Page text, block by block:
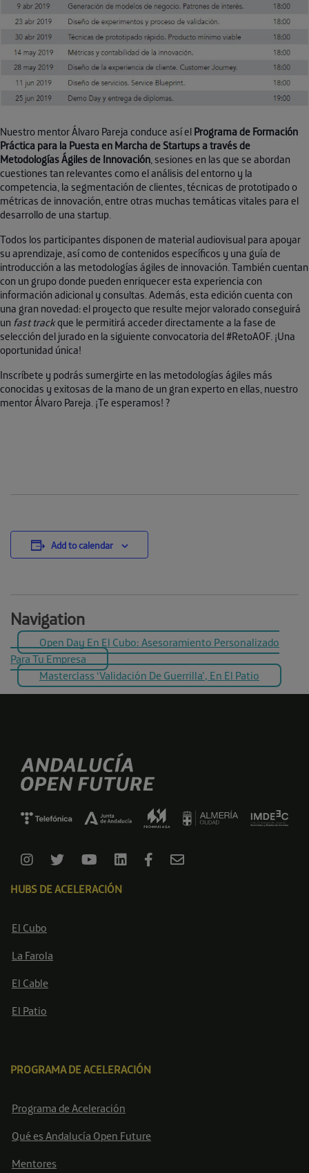
Nuestro mentor Álvaro Pareja conduce así el Programa de Formación
Práctica para la Puesta en Marcha de Startups a través de
Metodologías Ágiles de Innovación, sesiones en las que se abordan
cuestiones tan relevantes como el análisis del entorno y la
competencia, la segmentación de clientes, técnicas de prototipado o
métricas de innovación, entre otras muchas temáticas vitales para el
desarrollo de una startup.
Todos los participantes disponen de material audiovisual para apoyar
su aprendizaje, así como de contenidos específicos y una guía de
introducción a las metodologías ágiles de innovación. También cuentan
con un grupo donde pueden enriquecer esta experiencia con
información adicional y consultas. Además, esta edición cuenta con
una gran novedad: el proyecto que resulte mejor valorado conseguirá
un fast trackque le permitirá acceder directamente a la fase de
selección del jurado en la siguiente convocatoria del #RetoAOF. ¡Una
oportunidad única!
Inscríbete y podrás sumergirte en las metodologías ágiles más
conocidas y exitosas de la mano de un gran experto en ellas, nuestro
mentor Álvaro Pareja. ¡Te esperamos! ?
Add to calendar
Navigation
Open Day En El Cubo: Asesoramiento Personalizado
Para Tu Empresa
Masterclass ‘Validación De Guerrilla’, En El Patio
HUBS DE ACELERACIÓN
El Cubo
La Farola
El Cable
El Patio
PROGRAMA DE ACELERACIÓN
Programa de Aceleración
Qué es Andalucía Open Future
Mentores